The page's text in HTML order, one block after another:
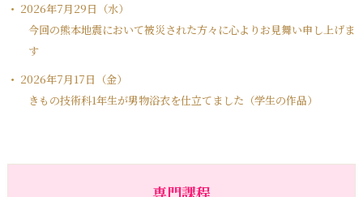
2026年7月29日（水）
今回の熊本地震において被災された方々に心よりお見舞い申し上げま
す
2026年7月17日（金）
きもの技術科1年生が男物浴衣を仕立てました（学生の作品）
専門課程